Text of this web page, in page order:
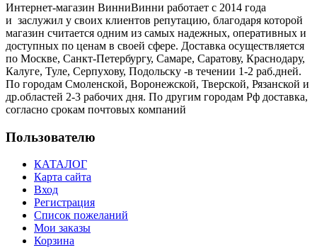
Интернет-магазин ВинниВинни работает с 2014 года
и заслужил у своих клиентов репутацию, благодаря которой
магазин считается одним из самых надежных, оперативных и
доступных по ценам в своей сфере. Доставка осуществляется
по Москве, Санкт-Петербургу, Самаре, Саратову, Краснодару,
Калуге, Туле, Серпухову, Подольску -в течении 1-2 раб.дней.
По городам Смоленской, Воронежской, Тверской, Рязанской и
др.областей 2-3 рабочих дня. По другим городам Рф доставка,
согласно срокам почтовых компаний
Пользователю
КАТАЛОГ
Карта сайта
Вход
Регистрация
Список пожеланий
Мои заказы
Корзина